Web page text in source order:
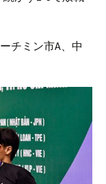
チミン市A、中